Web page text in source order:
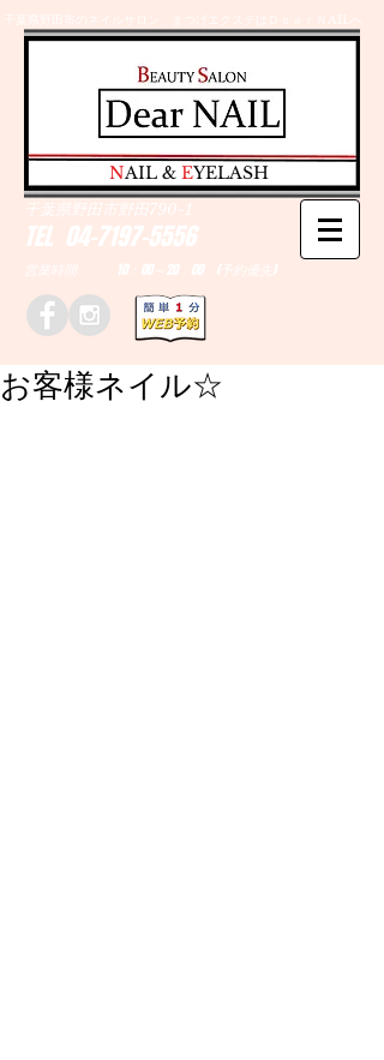
千葉県野田市のネイルサロン、まつげエクステはＤｅａｒＮAILへ
TEL 04-7197-5556
営業時間 10：00～20：00 (予約優先)
千葉県野田市野田790-1
​NAIL & EYELASH
お客様ネイル☆